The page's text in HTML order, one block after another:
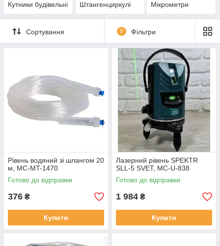
Кутники будівельні Штангенциркулі Мікрометри
Сортування 0 Фільтри
Рівень водяний зі шлангом 20
м, MC-MT-1470
Готово до відправки
376 ₴
Купити
Лазерний рівень SPEKTR
SLL-5 SVET, MC-U-838
Готово до відправки
1 984 ₴
Купити